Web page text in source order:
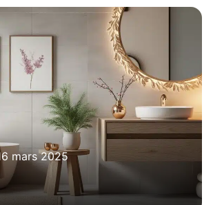
mars 2025